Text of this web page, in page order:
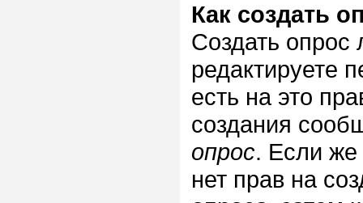
Как создать
Создать опрос
редактируете
есть на это
создания
опрос. Если же
нет прав на